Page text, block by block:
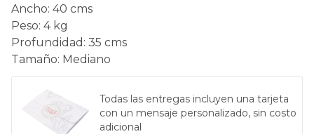
Ancho: 40 cms
Peso: 4 kg
Profundidad : 35 cms
Tamaño: Mediano
Todas las entregas incluyen una tarjeta
con un mensaje personalizado, sin costo
adicional